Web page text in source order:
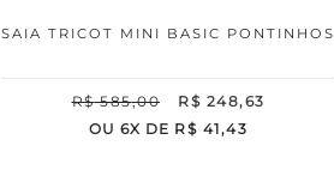
SAIA TRICOT MINI BASIC PONTINHOS
R$ 585,00 R$ 248,63
OU 6X DE R$ 41,43